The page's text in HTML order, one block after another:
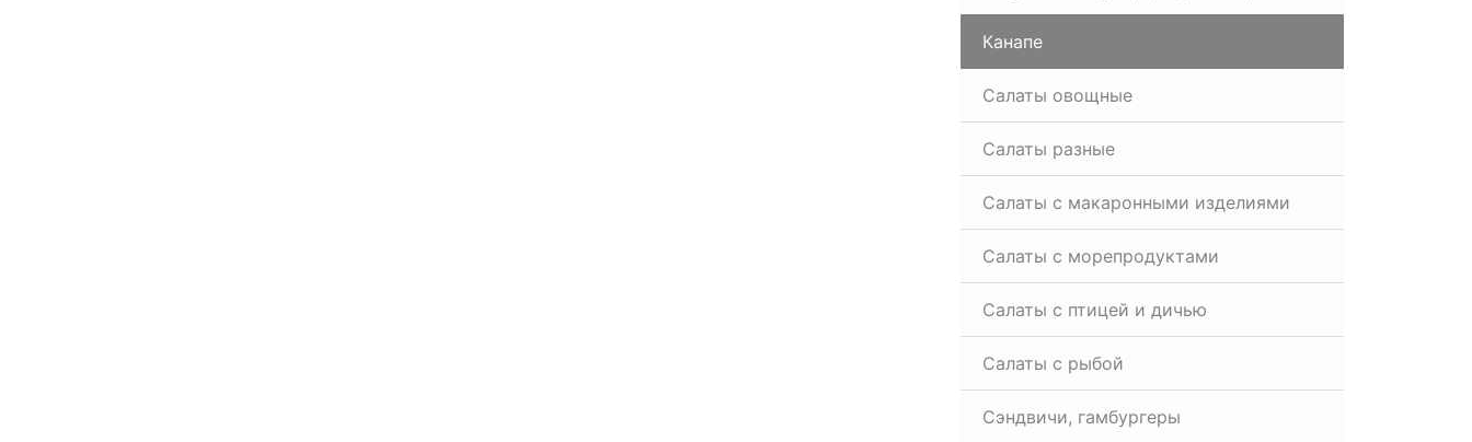
Канапе
Салаты овощные
Салаты разные
Салаты с макаронными изделиями
Салаты с морепродуктами
Салаты с птицей и дичью
Салаты с рыбой
Сэндвичи, гамбургеры